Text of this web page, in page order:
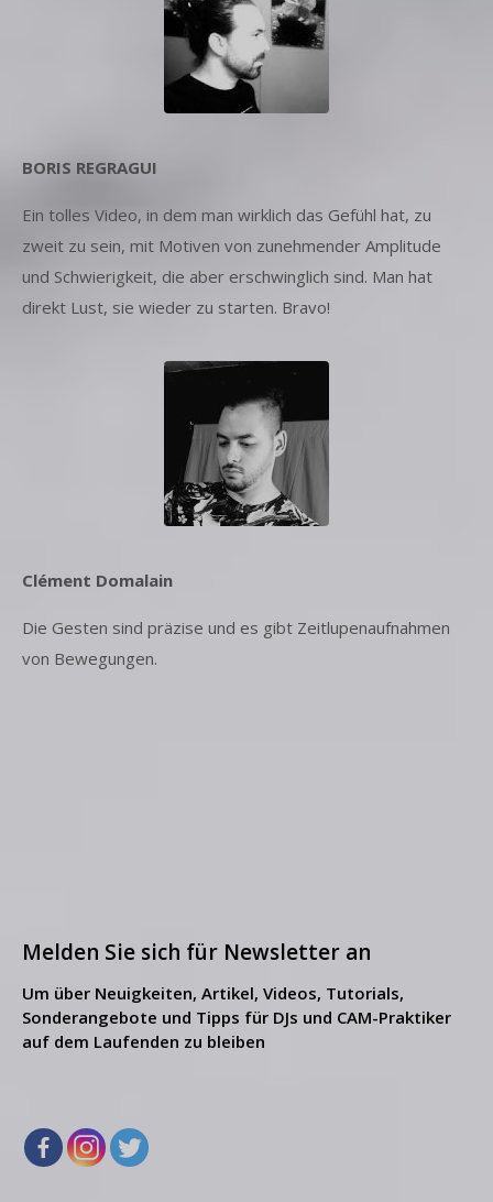
BORIS REGRAGUI
Ein tolles Video, in dem man wirklich das Gefühl hat, zu
zweit zu sein, mit Motiven von zunehmender Amplitude
und Schwierigkeit, die aber erschwinglich sind. Man hat
direkt Lust, sie wieder zu starten. Bravo!
Clément Domalain
Die Gesten sind präzise und es gibt Zeitlupenaufnahmen
von Bewegungen.
Melden Sie sich für Newsletter an
Um über Neuigkeiten, Artikel, Videos, Tutorials,
Sonderangebote und Tipps für DJs und CAM-Praktiker
auf dem Laufenden zu bleiben